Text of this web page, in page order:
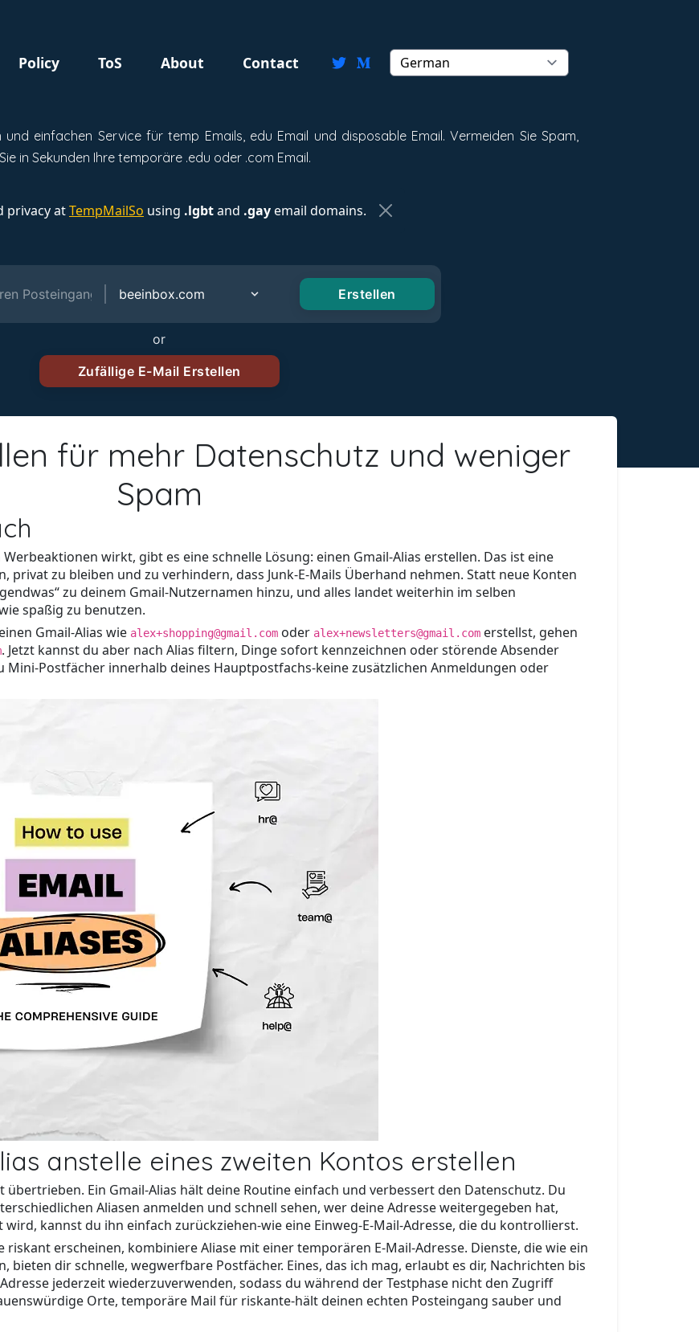
Policy ToS About Contact
einfachen Service für temp Emails, edu Email und disposable Email. Vermeiden Sie Spam,
in Sekunden Ihre temporäre .edu oder .com Email.
privacy atTempMailSo using .lgbtand .gayemail domains.
or
für mehr Datenschutz und weniger
Spam
wirkt, gibt es eine schnelle Lösung: einen Gmail-Alias erstellen. Das ist eine
privat zu bleiben und zu verhindern, dass Junk-E-Mails Überhand nehmen. Statt neue Konten
zu deinem Gmail-Nutzernamen hinzu, und alles landet weiterhin im selben
spaßig zu benutzen.
Gmail-Alias wie alex+shopping@gmail.com oder alex+newsletters@gmail.com erstellst, gehen
. Jetzt kannst du aber nach Alias filtern, Dinge sofort kennzeichnen oder störende Absender
Mini-Postfächer innerhalb deines Hauptpostfachs-keine zusätzlichen Anmeldungen oder
anstelle eines zweiten Kontos erstellen
Ein Gmail-Alias hält deine Routine einfach und verbessert den Datenschutz. Du
Aliasen anmelden und schnell sehen, wer deine Adresse weitergegeben hat,
kannst du ihn einfach zurückziehen-wie eine Einweg-E-Mail-Adresse, die du kontrollierst.
erscheinen, kombiniere Aliase mit einer temporären E-Mail-Adresse. Dienste, die wie ein
bieten dir schnelle, wegwerfbare Postfächer. Eines, das ich mag, erlaubt es dir, Nachrichten bis
jederzeit wiederzuverwenden, sodass du während der Testphase nicht den Zugriff
Orte, temporäre Mail für riskante-hält deinen echten Posteingang sauber und